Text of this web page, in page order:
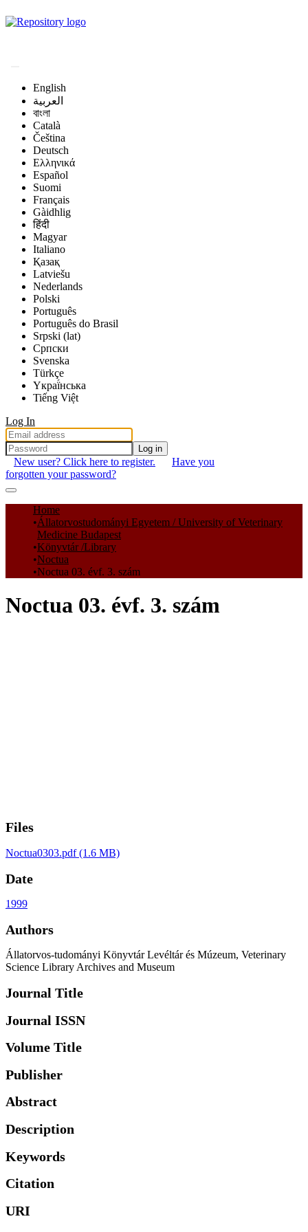
English
العربية
বাংলা
Català
Čeština
Deutsch
Ελληνικά
Español
Suomi
Français
Gàidhlig
हिंदी
Magyar
Italiano
Қазақ
Latviešu
Nederlands
Polski
Português
Português do Brasil
Srpski (lat)
Српски
Svenska
Türkçe
Yкраї́нська
Tiếng Việt
Log In
Log in
New user? Click here to register.
Have you
forgotten your password?
Communities & Collections
All of DSpace
Statistics
Home
Állatorvostudományi Egyetem / University of Veterinary
Medicine Budapest
Könyvtár /Library
Noctua
Noctua 03. évf. 3. szám
Noctua 03. évf. 3. szám
Files
Noctua0303.pdf(1.6 MB)
Date
1999
Authors
Állatorvos-tudományi Könyvtár Levéltár és Múzeum, Veterinary
Science Library Archives and Museum
Journal Title
Journal ISSN
Volume Title
Publisher
Abstract
Description
Keywords
Citation
URI